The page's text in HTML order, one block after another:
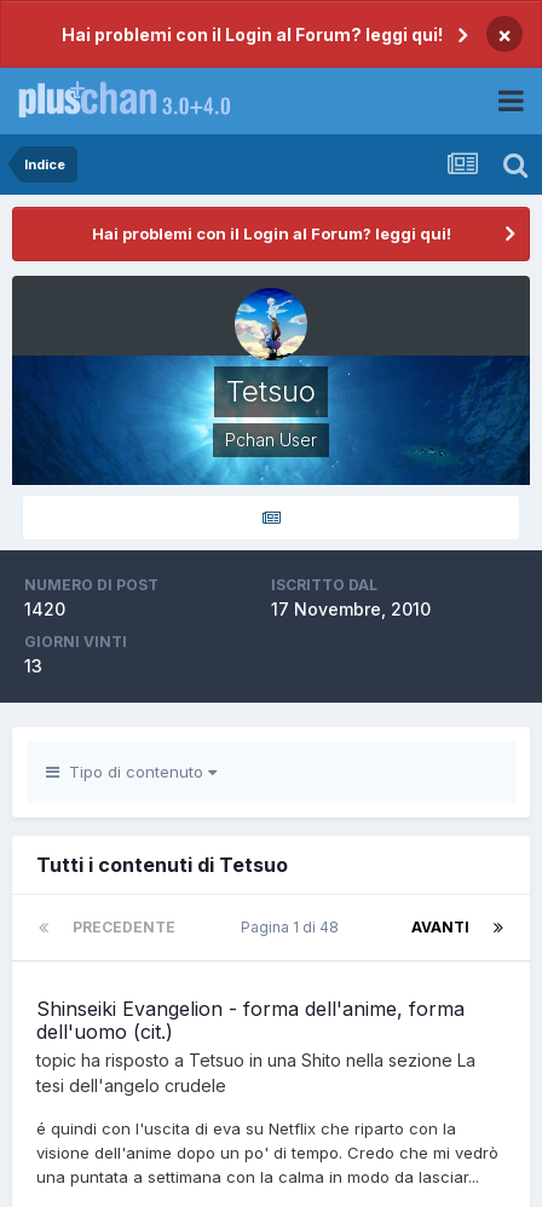
Hai problemi con il Login al Forum? leggi qui! ×
Indice
Hai problemi con il Login al Forum? leggi qui!
Tetsuo
Pchan User
NUMERO DI POST
1420
ISCRITTO DAL
17 Novembre, 2010
GIORNI VINTI
13
Tipo di contenuto
Tutti i contenuti di Tetsuo
PRECEDENTE AVANTI
Pagina 1 di 48
Shinseiki Evangelion - forma dell'anime, forma
dell'uomo (cit.)
topic ha risposto a Tetsuo in una Shito nella sezione La
tesi dell'angelo crudele
é quindi con l'uscita di eva su Netflix che riparto con la
visione dell'anime dopo un po' di tempo. Credo che mi vedrò
una puntata a settimana con la calma in modo da lasciar...